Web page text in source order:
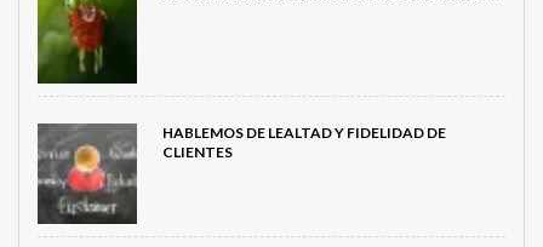
HABLEMOS DE LEALTAD Y FIDELIDAD DE
CLIENTES